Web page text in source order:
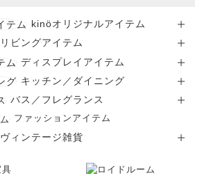
kinöオリジナルアイテム
リビングアイテム
ディスプレイアイテム
キッチン／ダイニング
バス／フレグランス
ファッションアイテム
ヴィンテージ雑貨